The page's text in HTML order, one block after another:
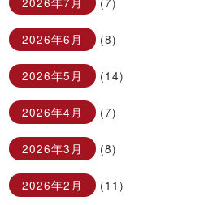
2026年6月 (8)
2026年5月 (14)
2026年4月 (7)
2026年3月 (8)
2026年2月 (11)